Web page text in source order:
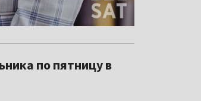
по пятницу в